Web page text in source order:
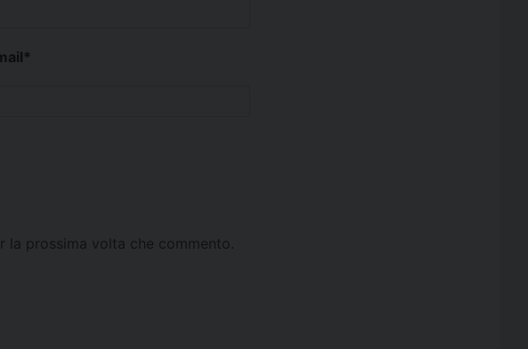
*
la prossima volta che commento.